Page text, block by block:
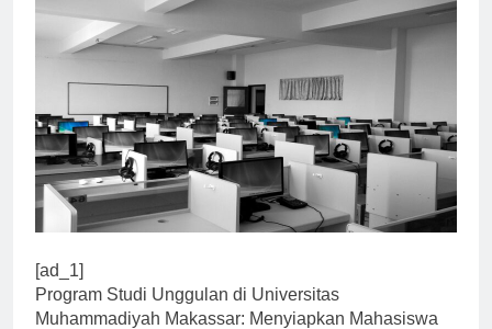
[ad_1]
Program Studi Unggulan di Universitas
Muhammadiyah Makassar: Menyiapkan Mahasiswa